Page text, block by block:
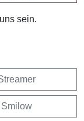
sein.
Smilow